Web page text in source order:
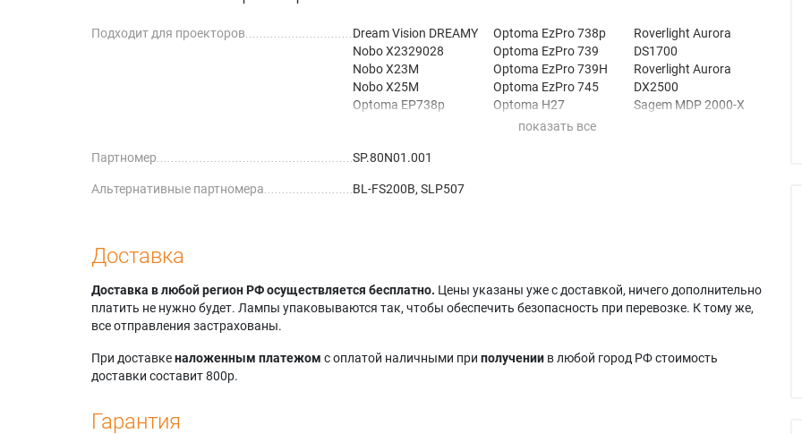
Подходит для проекторов
Dream Vision DREAMY
Nobo X2329028
Nobo X23M
Nobo X25M
Optoma EP738p
Optoma EP739X
Optoma EzPro 738p
Optoma EzPro 739
Optoma EzPro 739H
Optoma EzPro 745
Optoma H27
Optoma H27A
Roverlight Aurora
DS1700
Roverlight Aurora
DX2500
Sagem MDP 2000-X
Партномер
SP.80N01.001
Альтернативные партномера BL-FS200B, SLP507
Доставка
Доставка в любой регион РФ осуществляется бесплатно. Цены указаны уже с доставкой, ничего дополнительно
платить не нужно будет. Лампы упаковываются так, чтобы обеспечить безопасность при перевозке. К тому же,
все отправления застрахованы.
При доставкеналоженным платежом с оплатой наличными при получении в любой город РФ стоимость
доставки составит 800р.
Гарантия